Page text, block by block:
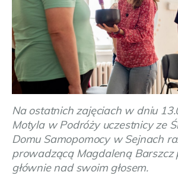
Na ostatnich zajęciach w dniu
Motyla w Podróży uczestnicy ze
Domu Samopomocy w Sejnach
prowadzącą Magdaleną Barszcz
głównie nad swoim głosem.